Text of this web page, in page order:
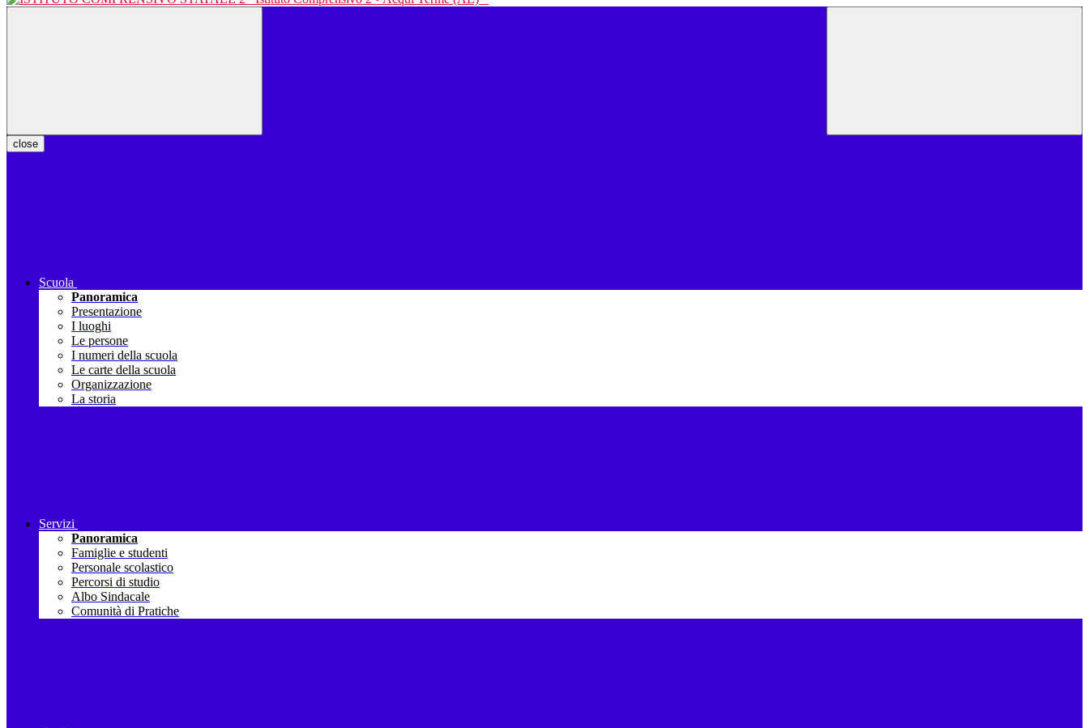
close
Scuola
Panoramica
Presentazione
I luoghi
Le persone
I numeri della scuola
Le carte della scuola
Organizzazione
La storia
Servizi
Panoramica
Famiglie e studenti
Personale scolastico
Percorsi di studio
Albo Sindacale
Comunità di Pratiche